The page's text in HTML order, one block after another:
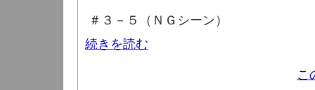
＃３－５（ＮＧシーン）
続きを読む
こ